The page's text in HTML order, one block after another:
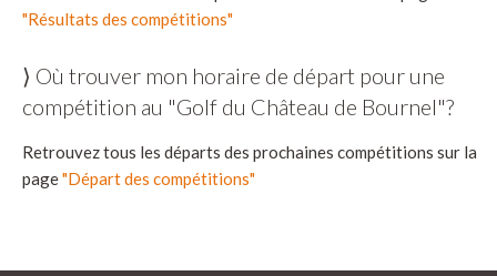
"Résultats des compétitions"
⟩ Où trouver mon horaire de départ pour une
compétition au "Golf du Château de Bournel"?
Retrouvez tous les départs des prochaines compétitions sur la
page"Départ des compétitions"